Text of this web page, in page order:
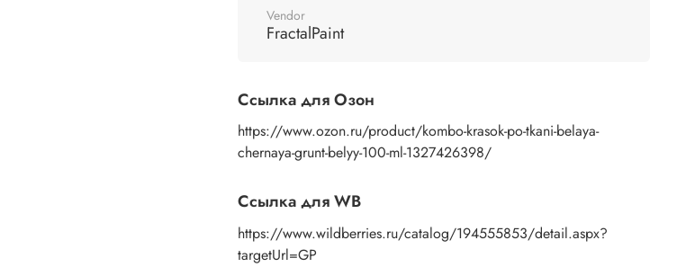
Vendor
FractalPaint
Ссылка для Озон
https://www.ozon.ru/product/kombo-krasok-po-tkani-belaya-
chernaya-grunt-belyy-100-ml-1327426398/
Ссылка для WB
https://www.wildberries.ru/catalog/194555853/detail.aspx?
targetUrl=GP